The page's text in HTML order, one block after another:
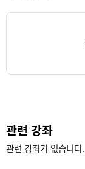
관련 강좌
관련 강좌가 없습니다.